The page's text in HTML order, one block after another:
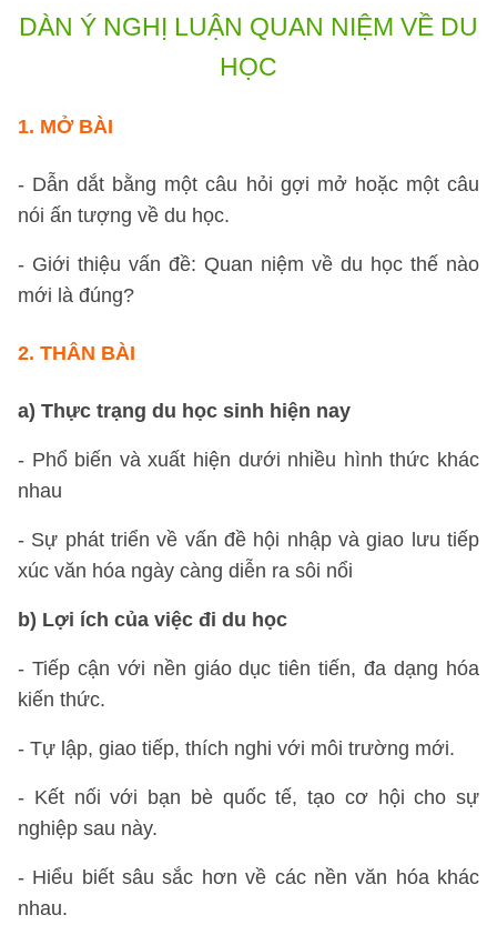
DÀN Ý NGHỊ LUẬN QUAN NIỆM VỀ DU
HỌC
1. MỞ BÀI
- Dẫn dắt bằng một câu hỏi gợi mở hoặc một câu
nói ấn tượng về du học.
- Giới thiệu vấn đề: Quan niệm về du học thế nào
mới là đúng?
2. THÂN BÀI
a) Thực trạng du học sinh hiện nay
- Phổ biến và xuất hiện dưới nhiều hình thức khác
nhau
- Sự phát triển về vấn đề hội nhập và giao lưu tiếp
xúc văn hóa ngày càng diễn ra sôi nổi
b) Lợi ích của việc đi du học
- Tiếp cận với nền giáo dục tiên tiến, đa dạng hóa
kiến thức.
- Tự lập, giao tiếp, thích nghi với môi trường mới.
- Kết nối với bạn bè quốc tế, tạo cơ hội cho sự
nghiệp sau này.
- Hiểu biết sâu sắc hơn về các nền văn hóa khác
nhau.